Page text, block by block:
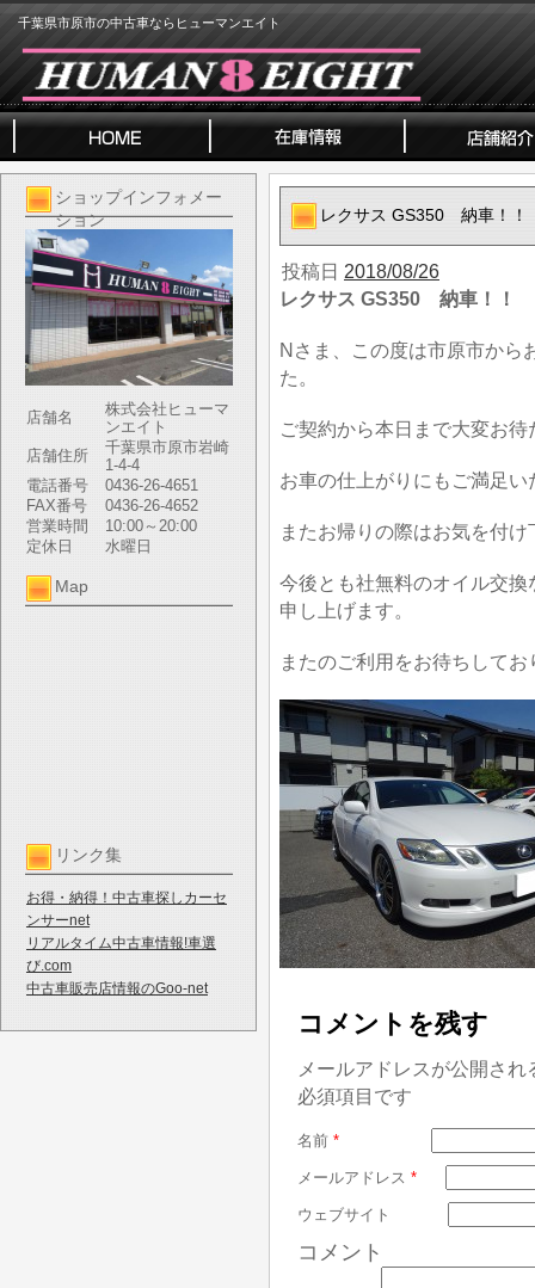
千葉県市原市の中古車ならヒューマンエイト
ショップインフォメー
ション
店舗名
株式会社ヒューマ
ンエイト
店舗住所
千葉県市原市岩崎
1-4-4
電話番号
0436-26-4651
FAX番号
0436-26-4652
営業時間
10:00～20:00
定休日
水曜日
Map
リンク集
お得・納得！中古車探しカーセ
ンサーnet
リアルタイム中古車情報!車選
び.com
中古車販売店情報のGoo-net
レクサス GS350 納車！！
投稿日 2018/08/26
レクサス GS350 納車！！
Nさま、この度は市原市から
た。
ご契約から本日まで大変お
お車の仕上がりにもご満足
またお帰りの際はお気を付け
今後とも社無料のオイル交
申し上げます。
またのご利用をお待ちしてお
コメントを残す
メールアドレスが公開さ
必須項目です
名前 *
メールアドレス *
ウェブサイト
コメント